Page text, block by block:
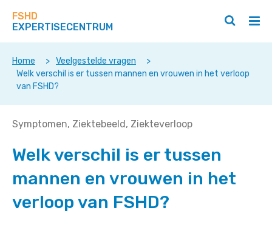
direct
op
deze
FSHD
EXPERTISECENTRUM
/
Zoeken
/
Home > Veelgestelde vragen
>
Welk verschil is er tussen mannen en vrouwen in het verloop
van FSHD?
Welk
is
tussen
mannen
en
Symptomen Ziektebeeld Ziekteverloop
Welk verschil is er tussen
mannen en vrouwen in het
verloop van FSHD?